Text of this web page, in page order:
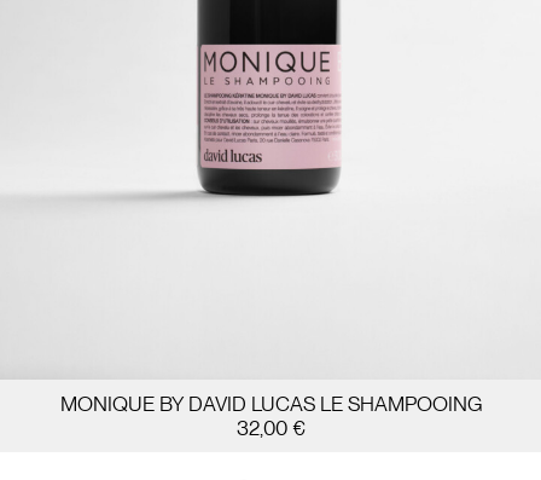
SHOP
AJOUTER AU PANIER
MONIQUE BY DAVID LUCAS LE SHAMPOOING
32,00 €